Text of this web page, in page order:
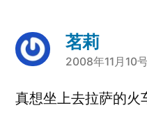
茗莉
说：
2008年11月10
真想坐上去拉萨的火